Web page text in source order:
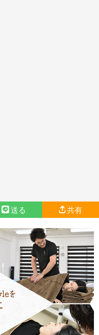
送る 共有